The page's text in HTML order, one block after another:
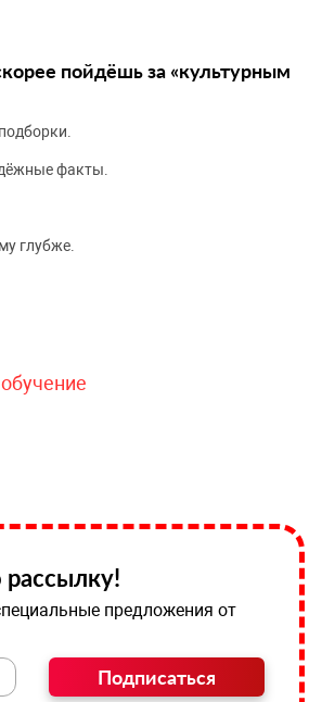
пойдёшь за «культурным
факты.
глубже.
предложения от
Подписаться